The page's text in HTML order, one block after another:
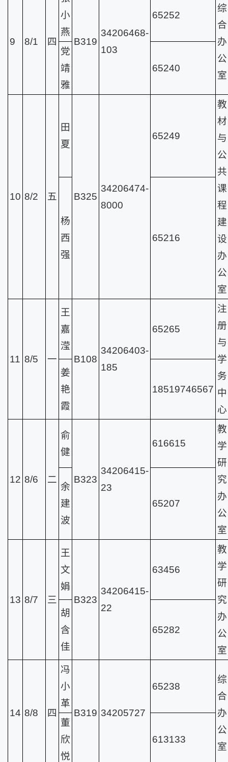
9 8/1 四
小
燕
B319
34206468-
103
65252
综
合
办
公
室
党
靖
雅
65240
10 8/2 五
田
夏
B325
34206474-
8000
65249
教
材
与
公
共
课
程
建
设
办
公
室
杨
西
强
65216
11 8/5 一
王
嘉
滢
B108
34206403-
185
65265
注
册
与
学
务
中
心
姜
艳
霞
18519746567
12 8/6 二
俞
健
B323
34206415-
23
616615
教
学
研
究
办
公
室
余
建
波
65207
13 8/7 三
王
文
娟
B323
34206415-
22
63456
教
学
研
究
办
公
室
胡
含
佳
65282
14 8/8 四
冯
小
革
B319 34205727
65238
综
合
办
公
室
董
欣
悦
613133